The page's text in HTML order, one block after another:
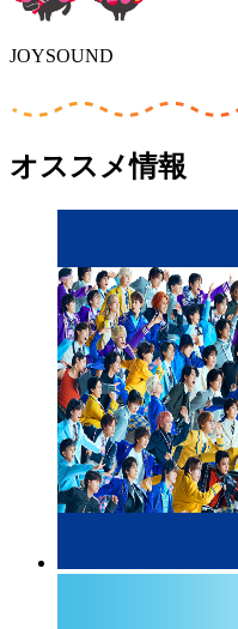
JOYSOUND
オススメ情報